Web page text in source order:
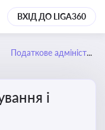
ВХІД ДО LIGA360
Податкове адміністрування і спори з ДПС
і